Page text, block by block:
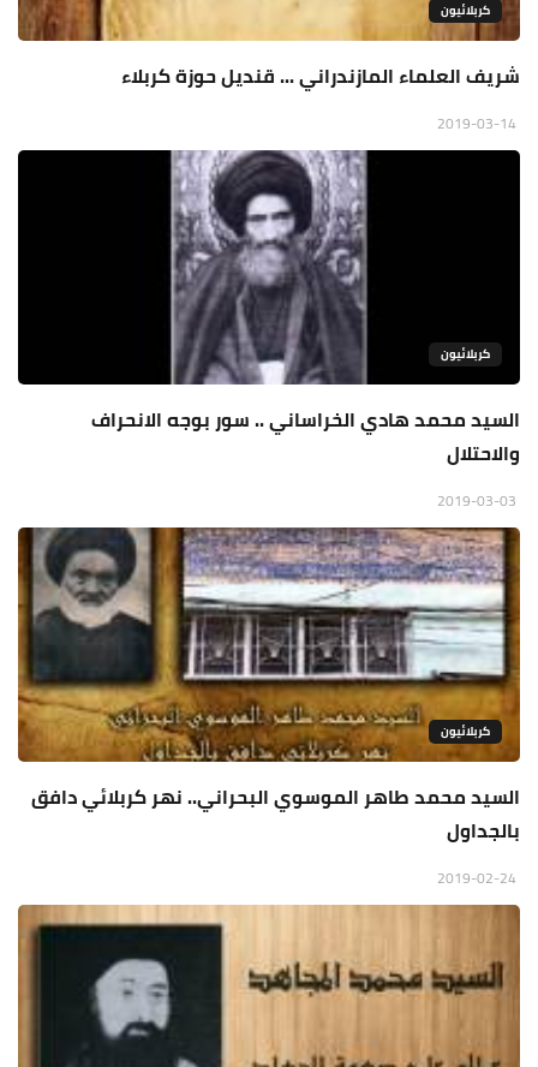
كربلائيون
شريف العلماء المازندراني ... قنديل حوزة كربلاء
كربلائيون
السيد محمد هادي الخراساني .. سور بوجه الانحراف
والاحتلال
كربلائيون
السيد محمد طاهر الموسوي البحراني.. نهر كربلائي دافق
بالجداول